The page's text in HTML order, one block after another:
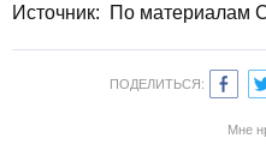
Источник: По материалам
ПОДЕЛИТЬСЯ:
Мне